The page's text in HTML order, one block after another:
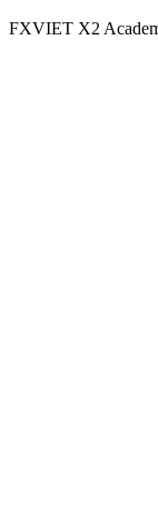
FXVIET X2